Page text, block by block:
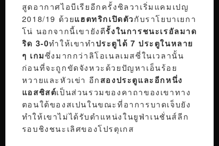
สูดอากาศไอบีเรียอีกครั้งซิลวาเริ่มแคมเปญ
2018/19 ด้วยแฮตทริกเปิดตัวกับราโยบาเยกา
โน่ นอกจากนี้เขายังตีรั้งในการชนะเรอัลมาด
ริด 3-0ทำให้เขาทำประตูได้ 7 ประตูในหลาย
ๆ เกมซึ่งมากกว่าลิโอเนลเมสซี่ในเวลานั้น
ก่อนที่จะถูกขัดจังหวะด้วยปัญหาเอ็นร้อย
หวายและหัวเข่า อีกสองประตูและอีกหนึ่ง
แอสซิสต์เป็นส่วนรวมของคาถาของเขาทาง
ตอนใต้ของสเปนในขณะที่อาการบาดเจ็บยัง
ทำให้เขาไม่ได้รับตำแหน่งในยูฟ่าเนชั่นส์ลีก
รอบชิงชนะเลิศของโปรตุเกส